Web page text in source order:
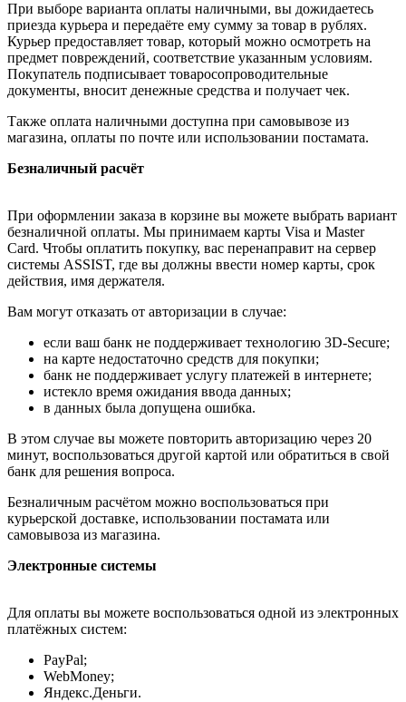
При выборе варианта оплаты наличными, вы дожидаетесь
приезда курьера и передаёте ему сумму за товар в рублях.
Курьер предоставляет товар, который можно осмотреть на
предмет повреждений, соответствие указанным условиям.
Покупатель подписывает товаросопроводительные
документы, вносит денежные средства и получает чек.
Также оплата наличными доступна при самовывозе из
магазина, оплаты по почте или использовании постамата.
Безналичный расчёт
При оформлении заказа в корзине вы можете выбрать вариант
безналичной оплаты. Мы принимаем карты Visa и Master
Card. Чтобы оплатить покупку, вас перенаправит на сервер
системы ASSIST, где вы должны ввести номер карты, срок
действия, имя держателя.
Вам могут отказать от авторизации в случае:
если ваш банк не поддерживает технологию 3D-Secure;
на карте недостаточно средств для покупки;
банк не поддерживает услугу платежей в интернете;
истекло время ожидания ввода данных;
в данных была допущена ошибка.
В этом случае вы можете повторить авторизацию через 20
минут, воспользоваться другой картой или обратиться в свой
банк для решения вопроса.
Безналичным расчётом можно воспользоваться при
курьерской доставке, использовании постамата или
самовывоза из магазина.
Электронные системы
Для оплаты вы можете воспользоваться одной из электронных
платёжных систем:
PayPal;
WebMoney;
Яндекс.Деньги.